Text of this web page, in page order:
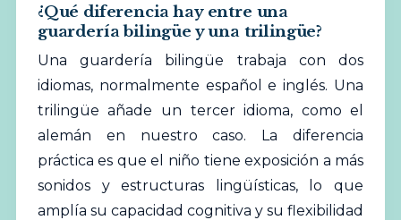
¿Qué diferencia hay entre una
guardería bilingüe y una trilingüe?
Una guardería bilingüe trabaja con dos
idiomas, normalmente español e inglés. Una
trilingüe añade un tercer idioma, como el
alemán en nuestro caso. La diferencia
práctica es que el niño tiene exposición a más
sonidos y estructuras lingüísticas, lo que
amplía su capacidad cognitiva y su flexibilidad